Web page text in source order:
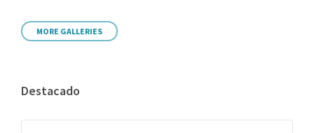
MORE GALLERIES
Destacado